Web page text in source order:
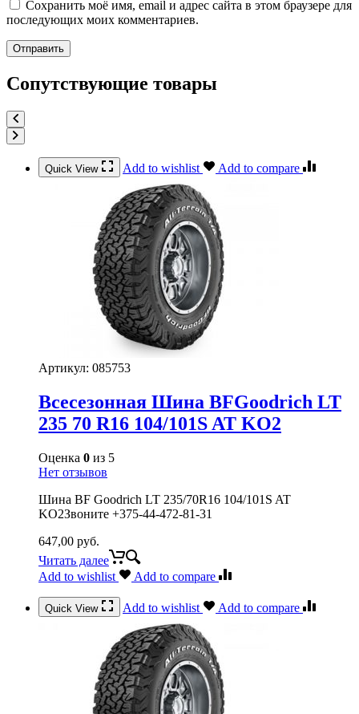
Сохранить моё имя, email и адрес сайта в этом браузере для
последующих моих комментариев.
Сопутствующие товары
Quick View Add to wishlist Add to compare
Артикул: 085753
Всесезонная Шина BFGoodrich LT
235 70 R16 104/101S AT KO2
Оценка 0 из 5
Нет отзывов
Шина BF Goodrich LT 235/70R16 104/101S AT
KO2Звоните +375-44-472-81-31
647,00 руб.
Читать далее
Add to wishlist
Add to compare
Quick View Add to wishlist Add to compare